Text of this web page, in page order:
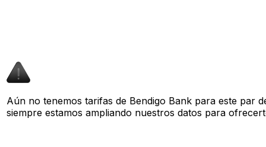
Aún no tenemos tarifas de Bendigo Bank para este par
siempre estamos ampliando nuestros datos para